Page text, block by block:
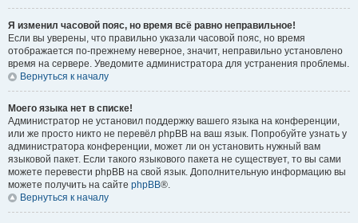
Я изменил часовой пояс, но время всё равно неправильное!
Если вы уверены, что правильно указали часовой пояс, но время
отображается по-прежнему неверное, значит, неправильно установлено
время на сервере. Уведомите администратора для устранения проблемы.
Вернуться к началу
Моего языка нет в списке!
Администратор не установил поддержку вашего языка на конференции,
или же просто никто не перевёл phpBB на ваш язык. Попробуйте узнать у
администратора конференции, может ли он установить нужный вам
языковой пакет. Если такого языкового пакета не существует, то вы сами
можете перевести phpBB на свой язык. Дополнительную информацию вы
можете получить на сайте phpBB®.
Вернуться к началу